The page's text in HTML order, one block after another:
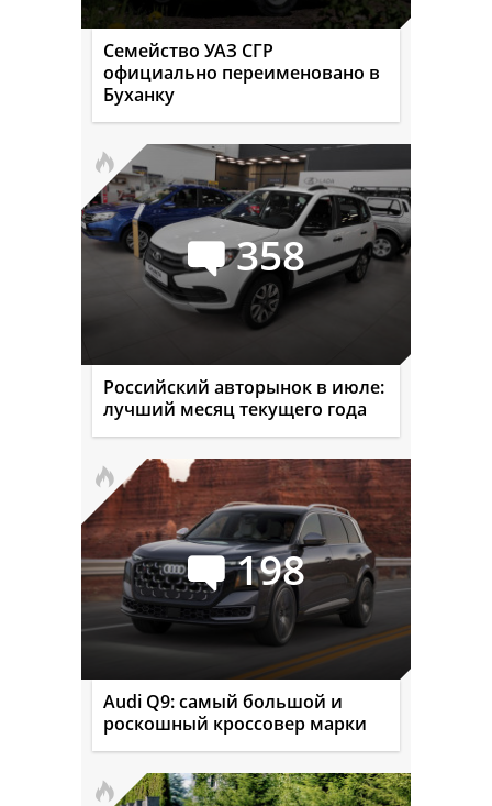
Семейство УАЗ СГР
официально переименовано в
Буханку
358
Российский авторынок в июле:
лучший месяц текущего года
198
Audi Q9: самый большой и
роскошный кроссовер марки